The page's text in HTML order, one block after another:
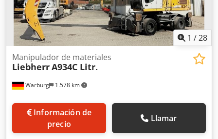
1 /28
Warburg 1.578 km
Manipulador de materiales
LiebherrA934C Litr.
Información de
precio
Llamar